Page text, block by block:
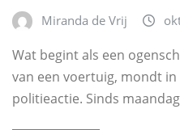
Miranda de Vrij
Wat begint als een
van een voertuig, mondt
politieactie. Sinds